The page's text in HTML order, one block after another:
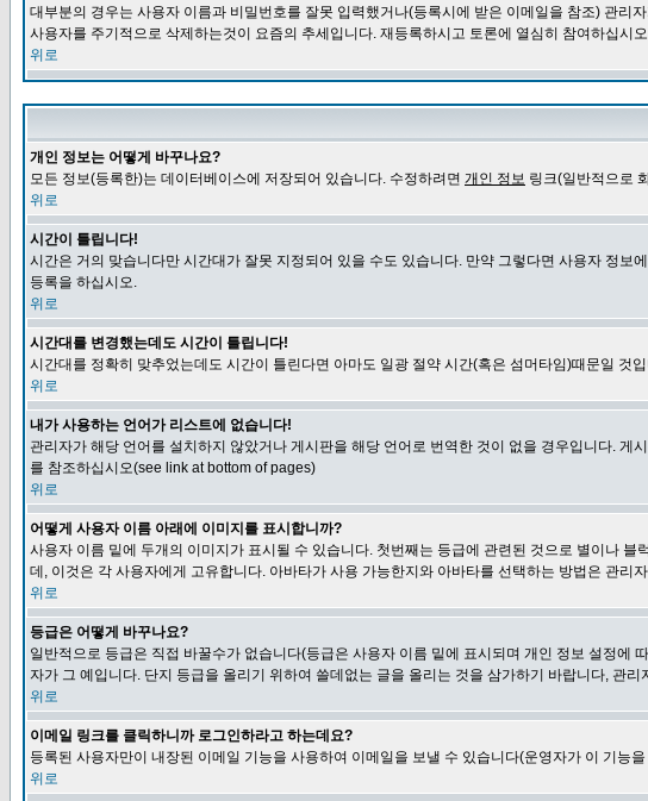
대부분의 경우는 사용자 이름과 비밀번호를 잘못 입력했거나(등록시에 받은 이메일을 참조) 관
사용자를 주기적으로 삭제하는것이 요즘의 추세입니다. 재등록하시고 토론에 열심히 참여하십시
위로
개인 정보는 어떻게 바꾸나요?
모든 정보(등록한)는 데이터베이스에 저장되어 있습니다. 수정하려면 개인 정보 링크(일반적으로
위로
시간이 틀립니다!
시간은 거의 맞습니다만 시간대가 잘못 지정되어 있을 수도 있습니다. 만약 그렇다면 사용자 정
등록을 하십시오.
위로
시간대를 변경했는데도 시간이 틀립니다!
시간대를 정확히 맞추었는데도 시간이 틀린다면 아마도 일광 절약 시간(혹은 섬머타임)때문일 것
위로
내가 사용하는 언어가 리스트에 없습니다!
관리자가 해당 언어를 설치하지 않았거나 게시판을 해당 언어로 번역한 것이 없을 경우입니다.
를 참조하십시오(see link at bottom of pages)
위로
어떻게 사용자 이름 아래에 이미지를 표시합니까?
사용자 이름 밑에 두개의 이미지가 표시될 수 있습니다. 첫번째는 등급에 관련된 것으로 별이나
데, 이것은 각 사용자에게 고유합니다. 아바타가 사용 가능한지와 아바타를 선택하는 방법은 관
위로
등급은 어떻게 바꾸나요?
일반적으로 등급은 직접 바꿀수가 없습니다(등급은 사용자 이름 밑에 표시되며 개인 정보 설정
자가 그 예입니다. 단지 등급을 올리기 위하여 쓸데없는 글을 올리는 것을 삼가하기 바랍니다, 관
위로
이메일 링크를 클릭하니까 로그인하라고 하는데요?
등록된 사용자만이 내장된 이메일 기능을 사용하여 이메일을 보낼 수 있습니다(운영자가 이 기
위로